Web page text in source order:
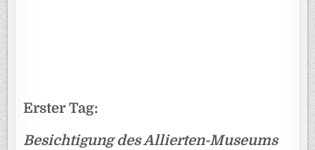
Erster Tag:
Besichtigung des Allierten-Museums